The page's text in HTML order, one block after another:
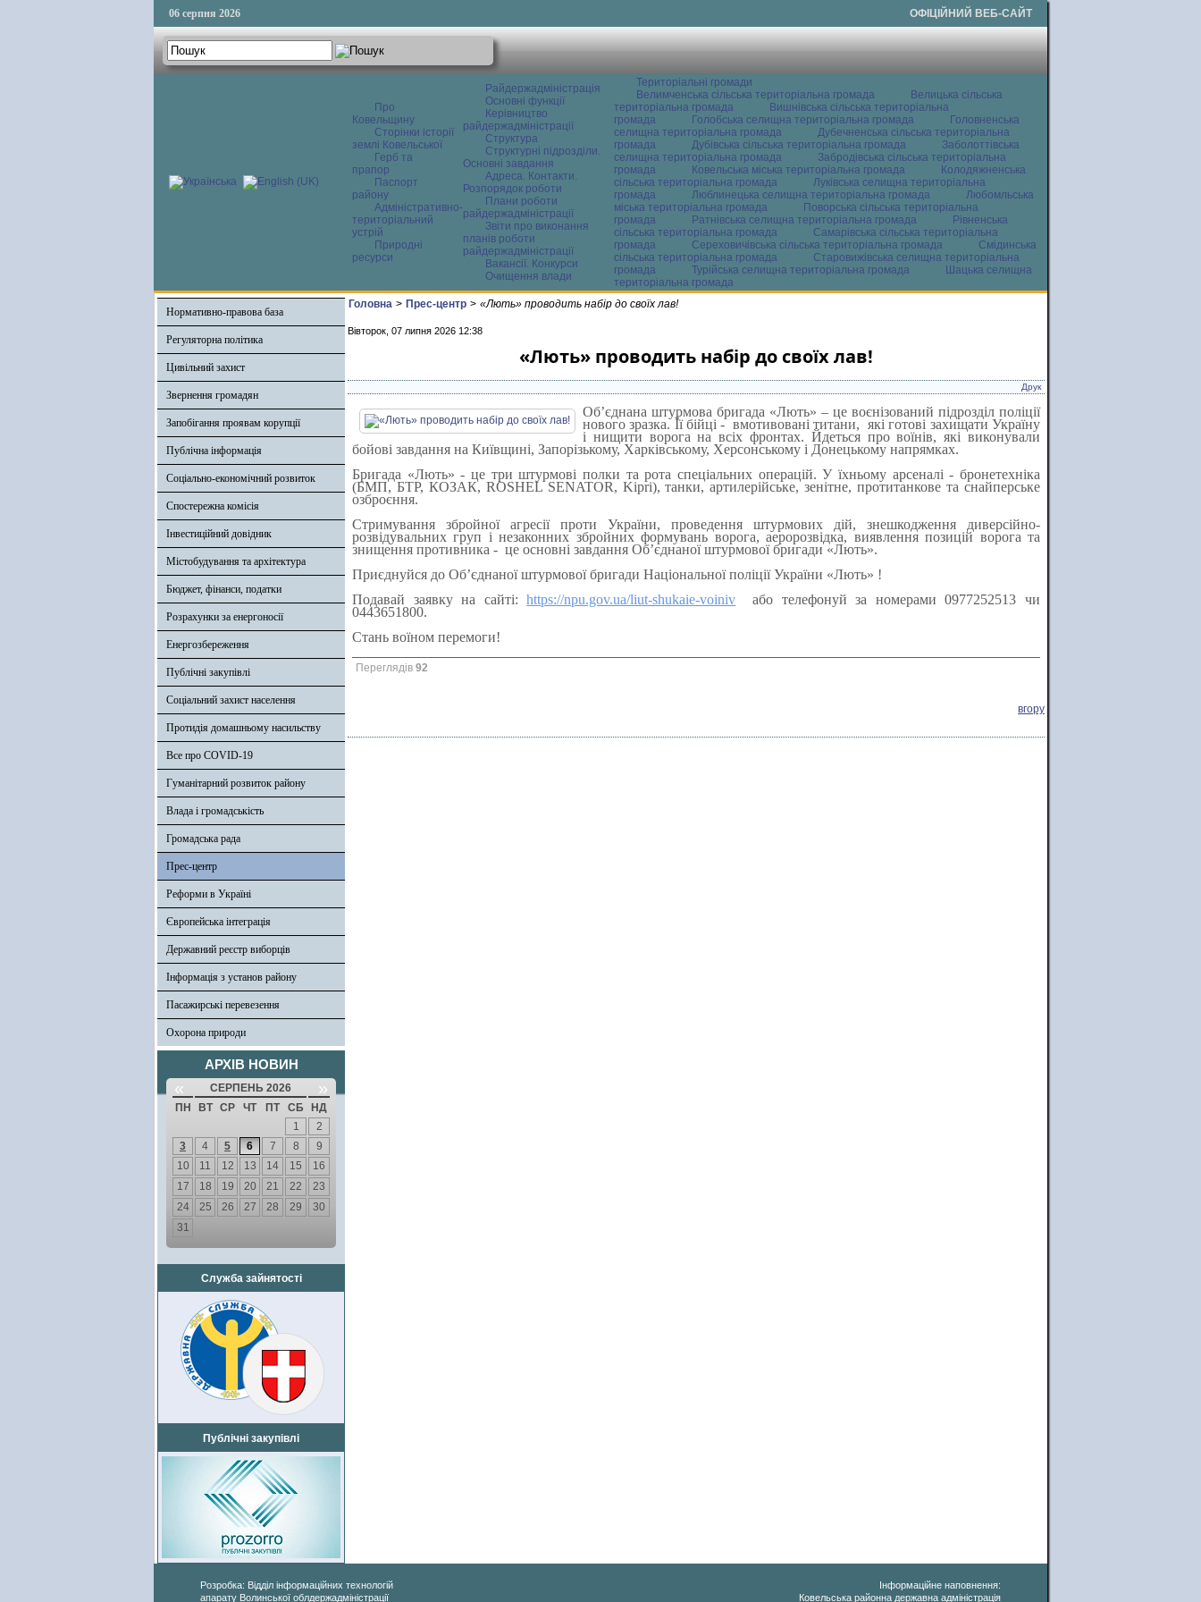
06 серпня 2026 ОФІЦІЙНИЙ ВЕБ-САЙТ
Про
Ковельщину
Сторінки історії
землі Ковельської
Герб та
прапор
Паспорт
району
Адміністративно-
територіальний
устрій
Природні
ресурси
Райдержадміністрація
Основні функції
Керівництво
райдержадміністрації
Структура
Структурні підрозділи.
Основні завдання
Адреса. Контакти.
Розпорядок роботи
Плани роботи
райдержадміністрації
Звіти про виконання
планів роботи
райдержадміністрації
Вакансії. Конкурси
Очищення влади
Територіальні громади
Велимченська сільська територіальна громада
Велицька сільська
територіальна громада
Вишнівська сільська територіальна
громада
Голобська селищна територіальна громада
Головненська
селищна територіальна громада
Дубечненська сільська територіальна
громада
Дубівська сільська територіальна громада
Заболоттівська
селищна територіальна громада
Забродівська сільська територіальна
громада
Ковельська міська територіальна громада
Колодяжненська
сільська територіальна громада
Луківська селищна територіальна
громада
Люблинецька селищна територіальна громада
Любомльська
міська територіальна громада
Поворська сільська територіальна
громада
Ратнівська селищна територіальна громада
Рівненська
сільська територіальна громада
Самарівська сільська територіальна
громада
Сереховичівська сільська територіальна громада
Смідинська
сільська територіальна громада
Старовижівська селищна територіальна
громада
Турійська селищна територіальна громада
Шацька селищна
територіальна громада
Нормативно-правова база
Регуляторна політика
Цивільний захист
Звернення громадян
Запобігання проявам корупції
Публічна інформація
Соціально-економічний розвиток
Спостережна комісія
Інвестиційний довідник
Містобудування та архітектура
Бюджет, фінанси, податки
Розрахунки за енергоносії
Енергозбереження
Публічні закупівлі
Соціальний захист населення
Протидія домашньому насильству
Все про COVID-19
Гуманітарний розвиток району
Влада і громадськість
Громадська рада
Прес-центр
Реформи в Україні
Європейська інтеграція
Державний реєстр виборців
Інформація з установ району
Пасажирські перевезення
Охорона природи
АРХІВ НОВИН
« СЕРПЕНЬ 2026 »
ПН ВТ СР ЧТ ПТ СБ
НД
1
2
3
4 5 6 7 8
9
10
11 12 13 14 15
16
17
18 19 20 21 22
23
24
25 26 27 28 29
30
31
Служба зайнятості
Публічні закупівлі
Головна > Прес-центр > «Лють» проводить набір до своїх лав!
Вівторок, 07 липня 2026 12:38
«Лють» проводить набір до своїх лав!
Друк
Об’єднана штурмова бригада «Лють» – це воєнізований підрозділ поліції
нового зразка. Її бійці - вмотивовані титани, які готові захищати Україну
і нищити ворога на всіх фронтах. Йдеться про воїнів, які виконували
бойові завдання на Київщині, Запорізькому, Харківському, Херсонському і Донецькому напрямках.
Бригада «Лють» - це три штурмові полки та рота спеціальних операцій. У їхньому арсеналі - бронетехніка
(БМП, БТР, КОЗАК, ROSHEL SENATOR, Kipri), танки, артилерійське, зенітне, протитанкове та снайперське
озброєння.
Стримування збройної агресії проти України, проведення штурмових дій, знешкодження диверсійно-
розвідувальних груп і незаконних збройних формувань ворога, аеророзвідка, виявлення позицій ворога та
знищення противника - це основні завдання Об’єднаної штурмової бригади «Лють».
Приєднуйся до Об’єднаної штурмової бригади Національної поліції України «Лють» !
Подавай заявку на сайті:https://npu.gov.ua/liut-shukaie-voiniv або телефонуй за номерами 0977252513 чи
0443651800.
Стань воїном перемоги!
Переглядів 92
вгору
Розробка: Відділ інформаційних технологій
апарату Волинської облдержадміністрації
Інформаційне наповнення:
Ковельська районна державна адміністрація